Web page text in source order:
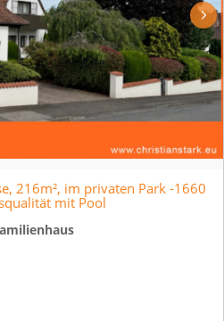
216m², im privaten Park -1660
mit Pool